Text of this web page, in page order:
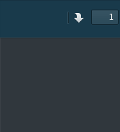
PreviousNext